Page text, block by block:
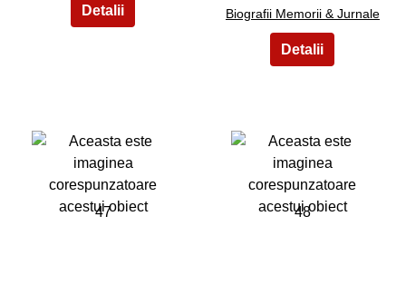
Biografii Memorii & Jurnale
47 48